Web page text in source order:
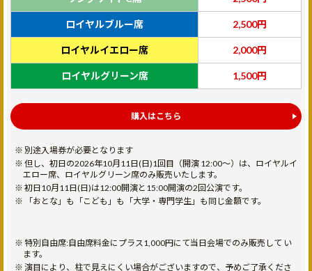
ロイヤルブルー席 2,500円
ロイヤルイエロー席 2,000円
ロイヤルグリーン席 1,500円
購入はこちら
別途入場券が必要となります
但し、初日の2026年10月11日(日)1回目（開演 12:00〜）は、ロイヤルイ
エロー席、ロイヤルグリーン席のみ販売いたします。
初日10月11日(日)は12:00開演と15:00開演の2回公演です。
「おとな」も「こども」も「大学・専門学生」も同じ金額です。
特別自由席:自由席料金にプラス1,000円にて当日会場でのみ販売して い
ます。
演目により、柱で見えにくい場合がございますので、予めご了承くださ